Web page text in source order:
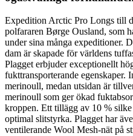
Expedition Arctic Pro Longs till
polfararen Børge Ousland, som
under sina många expeditioner.
dam är skapade för världens
Plagget erbjuder exceptionellt
fukttransporterande egenskaper.
merinoull, medan utsidan är
merinoull som ger ökad
kroppen. Ett tillägg av 10 %
optimal slitstyrka. Plagget har
ventilerande Wool Mesh-nät på